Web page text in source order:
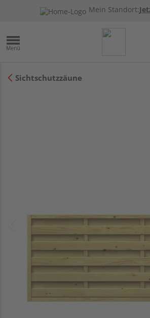
Mein Standort:
Sichtschutzzäune